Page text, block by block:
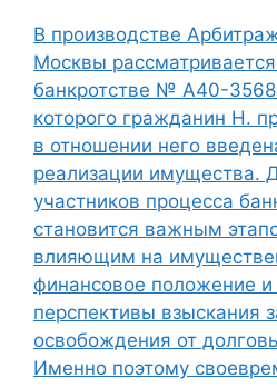
В производстве
Москвы
банкротстве № А40-
которого гражданин Н.
в отношении него
реализации имущества.
участников процесса
становится важным
влияющим на
финансовое положение
перспективы взыскания
освобождения от
Именно поэтому